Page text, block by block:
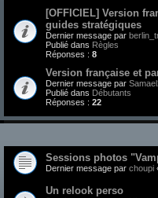
[OFFICIEL] Version
guides stratégiques
Dernier message par
Publié dans Règles
Réponses : 8
Version française et
Dernier message par
Publié dans Débutants
Réponses : 22
Sessions photos
Dernier message par choupi
Un relook perso